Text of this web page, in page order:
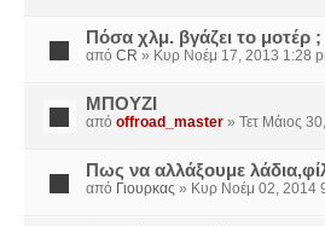
Πόσα χλμ. βγάζει το μοτέρ ;
από CR » Κυρ Νοέμ 17, 2013 1:28
ΜΠΟΥΖΙ
από offroad_master » Τετ Μάιος
Πως να αλλάξουμε
από Γιουρκας » Κυρ Νοέμ 02, 2014